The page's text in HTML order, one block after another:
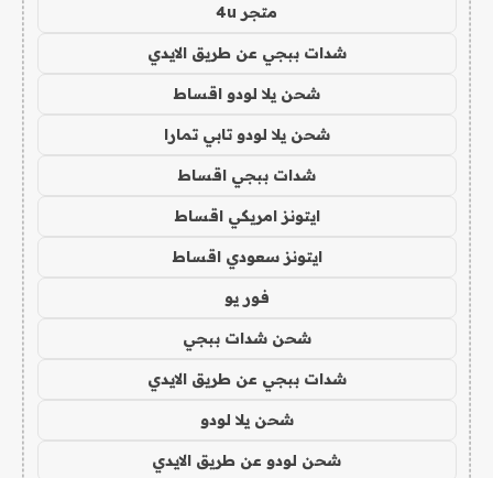
متجر 4u
شدات ببجي عن طريق الايدي
شحن يلا لودو اقساط
شحن يلا لودو تابي تمارا
شدات ببجي اقساط
ايتونز امريكي اقساط
ايتونز سعودي اقساط
فور يو
شحن شدات ببجي
شدات ببجي عن طريق الايدي
شحن يلا لودو
شحن لودو عن طريق الايدي